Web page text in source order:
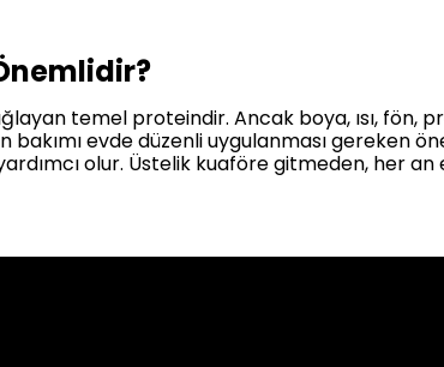
temel proteindir. Ancak boya, ısı,
bakımı evde düzenli uygulanması gereken
olur. Üstelik kuaföre gitmeden, her